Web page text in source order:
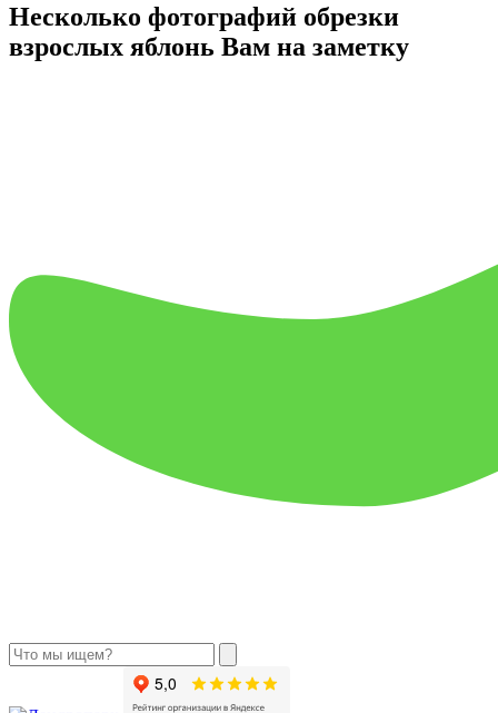
Несколько фотографий обрезки
взрослых яблонь Вам на заметку